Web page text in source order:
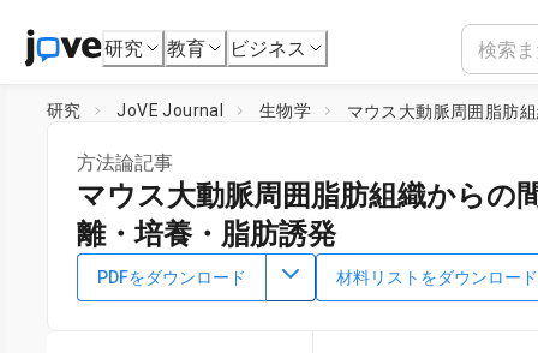
研究 教育 ビジネス
研究 JoVE Journal 生物学 マウス大動脈周囲脂肪
方法論記事
マウス大動脈周囲脂肪組織からの
離・培養・脂肪誘発
DOI： 10.3791/65703 2023年7月21日
Min Liang*1,Yijie Huang*1,Yangjing Jiang1,Yunwen Hu1,
PDFをダウンロード 材料リストをダウンロード